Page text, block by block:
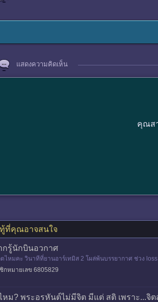
แสดงความคิดเห็น
คุณส
ที่คุณอาจสนใจ
กรู้นักบินอวกาศ
ตไหมคะ วินาทีที่ยานอาร์เทมิส 2 โผล่พ้นบรรยากาศ ช่วง
&q
กหมายเลข 6805829
หม? พระ​อรหันต์​ไม่มี​จิต​ มีแต่​ สติ​ เพราะ...จิ